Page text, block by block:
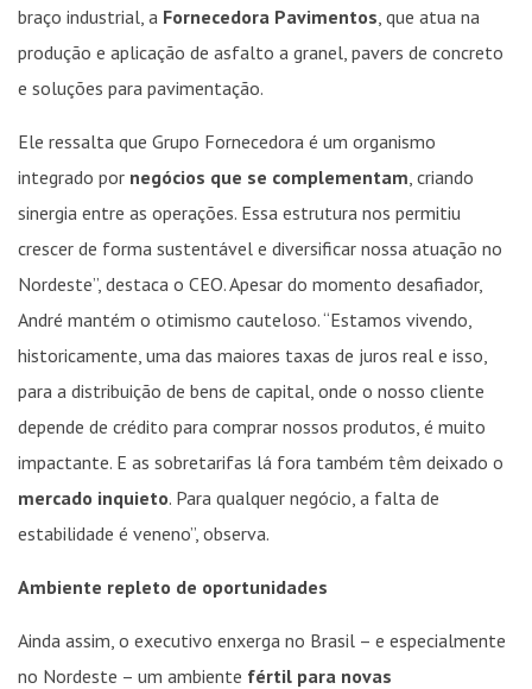
braço industrial, a Fornecedora Pavimentos , que atua na
produção e aplicação de asfalto a granel, pavers de concreto
e soluções para pavimentação.
Ele ressalta que Grupo Fornecedora é um organismo
integrado por negócios que se complementam , criando
sinergia entre as operações. Essa estrutura nos permitiu
crescer de forma sustentável e diversificar nossa atuação no
Nordeste”, destaca o CEO. Apesar do momento desafiador,
André mantém o otimismo cauteloso. “Estamos vivendo,
historicamente, uma das maiores taxas de juros real e isso,
para a distribuição de bens de capital, onde o nosso cliente
depende de crédito para comprar nossos produtos, é muito
impactante. E as sobretarifas lá fora também têm deixado o
mercado inquieto. Para qualquer negócio, a falta de
estabilidade é veneno”, observa.
Ambiente repleto de oportunidades
Ainda assim, o executivo enxerga no Brasil – e especialmente
no Nordeste – um ambiente fértil para novas